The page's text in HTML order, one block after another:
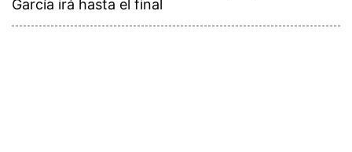
García irá hasta el final